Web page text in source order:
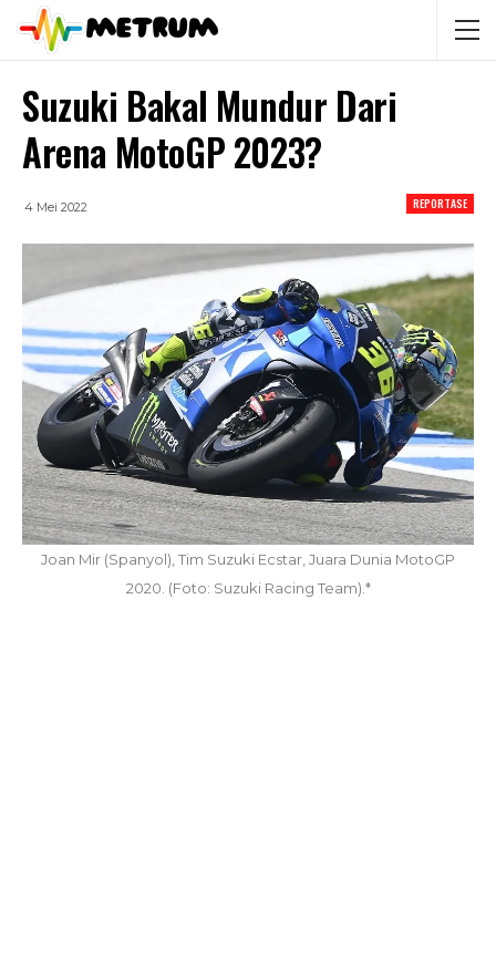
Suzuki Bakal Mundur Dari
Arena MotoGP 2023?
REPORTASE
4 Mei 2022
Joan Mir (Spanyol), Tim Suzuki Ecstar, Juara Dunia MotoGP
2020. (Foto: Suzuki Racing Team).*